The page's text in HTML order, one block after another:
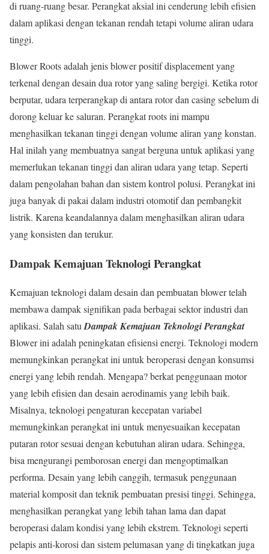
di ruang-ruang besar. Perangkat aksial ini cenderung lebih efisien
dalam aplikasi dengan tekanan rendah tetapi volume aliran udara
tinggi.
Blower Roots adalah jenis blower positif displacement yang
terkenal dengan desain dua rotor yang saling bergigi. Ketika rotor
berputar, udara terperangkap di antara rotor dan casing sebelum di
dorong keluar ke saluran. Perangkat roots ini mampu
menghasilkan tekanan tinggi dengan volume aliran yang konstan.
Hal inilah yang membuatnya sangat berguna untuk aplikasi yang
memerlukan tekanan tinggi dan aliran udara yang tetap. Seperti
dalam pengolahan bahan dan sistem kontrol polusi. Perangkat ini
juga banyak di pakai dalam industri otomotif dan pembangkit
listrik. Karena keandalannya dalam menghasilkan aliran udara
yang konsisten dan terukur.
Dampak Kemajuan Teknologi Perangkat
Kemajuan teknologi dalam desain dan pembuatan blower telah
membawa dampak signifikan pada berbagai sektor industri dan
aplikasi. Salah satuDampak Kemajuan Teknologi Perangkat
Blower ini adalah peningkatan efisiensi energi. Teknologi modern
memungkinkan perangkat ini untuk beroperasi dengan konsumsi
energi yang lebih rendah. Mengapa? berkat penggunaan motor
yang lebih efisien dan desain aerodinamis yang lebih baik.
Misalnya, teknologi pengaturan kecepatan variabel
memungkinkan perangkat ini untuk menyesuaikan kecepatan
putaran rotor sesuai dengan kebutuhan aliran udara. Sehingga,
bisa mengurangi pemborosan energi dan mengoptimalkan
performa. Desain yang lebih canggih, termasuk penggunaan
material komposit dan teknik pembuatan presisi tinggi. Sehingga,
menghasilkan perangkat yang lebih tahan lama dan dapat
beroperasi dalam kondisi yang lebih ekstrem. Teknologi seperti
pelapis anti-korosi dan sistem pelumasan yang di tingkatkan juga